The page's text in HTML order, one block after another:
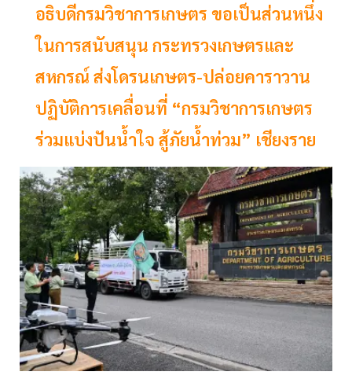
อธิบดีกรมวิชาการเกษตร ขอเป็นส่วนหนึ่ง
ในการสนับสนุน กระทรวงเกษตรและ
สหกรณ์ ส่งโดรนเกษตร-ปล่อยคาราวาน
ปฏิบัติการเคลื่อนที่ “กรมวิชาการเกษตร
ร่วมแบ่งปันน้ำใจ สู้ภัยน้ำท่วม” เชียงราย